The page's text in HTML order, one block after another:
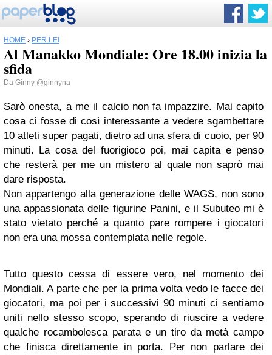
HOME › PER LEI
Al Manakko Mondiale: Ore 18.00 inizia la
sfida
Da Ginny @ginnyna
Sarò onesta, a me il calcio non fa impazzire. Mai capito
cosa ci fosse di così interessante a vedere sgambettare
10 atleti super pagati, dietro ad una sfera di cuoio, per 90
minuti. La cosa del fuorigioco poi, mai capita e penso
che resterà per me un mistero al quale non saprò mai
dare risposta.
Non appartengo alla generazione delle WAGS, non sono
una appassionata delle figurine Panini, e il Subuteo mi è
stato vietato perché a quanto pare rompere i giocatori
non era una mossa contemplata nelle regole.
Tutto questo cessa di essere vero, nel momento dei
Mondiali. A parte che per la prima volta vedo le facce dei
giocatori, ma poi per i successivi 90 minuti ci sentiamo
uniti nello stesso scopo, sperando di riuscire a vedere
qualche rocambolesca parata e un tiro da metà campo
che finisca direttamente in porta. Per non parlare dei